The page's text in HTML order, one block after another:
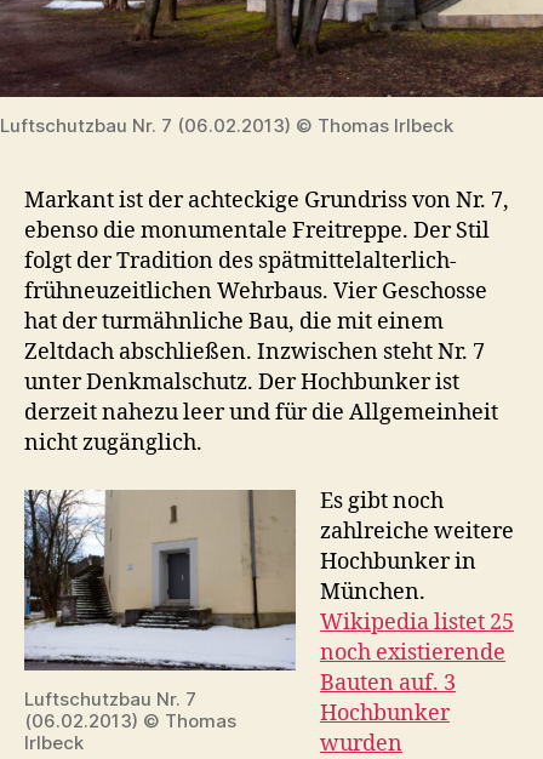
Luftschutzbau Nr. 7 (06.02.2013) © Thomas Irlbeck
Markant ist der achteckige Grundriss von Nr. 7,
ebenso die monumentale Freitreppe. Der Stil
folgt der Tradition des spätmittelalterlich-
frühneuzeitlichen Wehrbaus. Vier Geschosse
hat der turmähnliche Bau, die mit einem
Zeltdach abschließen. Inzwischen steht Nr. 7
unter Denkmalschutz. Der Hochbunker ist
derzeit nahezu leer und für die Allgemeinheit
nicht zugänglich.
Luftschutzbau Nr. 7
(06.02.2013) © Thomas
Irlbeck
Es gibt noch
zahlreiche weitere
Hochbunker in
München.
Wikipedia listet 25
noch existierende
Bauten auf. 3
Hochbunker
wurden